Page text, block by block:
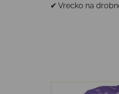
✔ Vrecko na